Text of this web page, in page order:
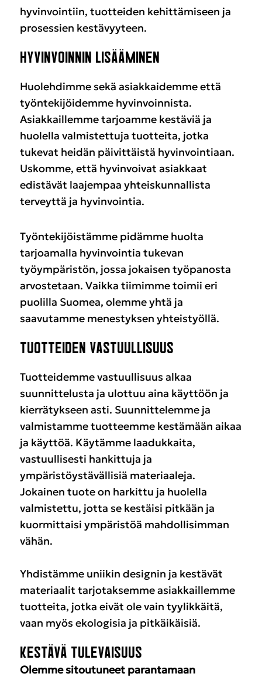
hyvinvointiin, tuotteiden kehittämiseen ja
prosessien kestävyyteen.
HYVINVOINNIN LISÄÄMINEN
Huolehdimme sekä asiakkaidemme että
työntekijöidemme hyvinvoinnista.
Asiakkaillemme tarjoamme kestäviä ja
huolella valmistettuja tuotteita, jotka
tukevat heidän päivittäistä hyvinvointiaan.
Uskomme, että hyvinvoivat asiakkaat
edistävät laajempaa yhteiskunnallista
terveyttä ja hyvinvointia.
Työntekijöistämme pidämme huolta
tarjoamalla hyvinvointia tukevan
työympäristön, jossa jokaisen työpanosta
arvostetaan. Vaikka tiimimme toimii eri
puolilla Suomea, olemme yhtä ja
saavutamme menestyksen yhteistyöllä.
TUOTTEIDEN VASTUULLISUUS
Tuotteidemme vastuullisuus alkaa
suunnittelusta ja ulottuu aina käyttöön ja
kierrätykseen asti. Suunnittelemme ja
valmistamme tuotteemme kestämään aikaa
ja käyttöä. Käytämme laadukkaita,
vastuullisesti hankittuja ja
ympäristöystävällisiä materiaaleja.
Jokainen tuote on harkittu ja huolella
valmistettu, jotta se kestäisi pitkään ja
kuormittaisi ympäristöä mahdollisimman
vähän.
Yhdistämme uniikin designin ja kestävät
materiaalit tarjotaksemme asiakkaillemme
tuotteita, jotka eivät ole vain tyylikkäitä,
vaan myös ekologisia ja pitkäikäisiä.
KESTÄVÄ TULEVAISUUS
Olemme sitoutuneet parantamaan